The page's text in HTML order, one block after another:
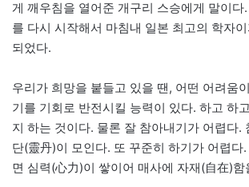
게 깨우침을 열어준 개구리 스승에게 말이다
를 다시 시작해서 마침내 일본 최고의 학자
되었다.
우리가 희망을 붙들고 있을 땐, 어떤 어려움
기를 기회로 반전시킬 능력이 있다. 하고 하
지 하는 것이다. 물론 잘 참아내기가 어렵다.
단(靈丹)이 모인다. 또 꾸준히 하기가 어렵다
면 심력(心力)이 쌓이어 매사에 자재(自在)함